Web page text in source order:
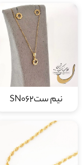
نیم ستSN062